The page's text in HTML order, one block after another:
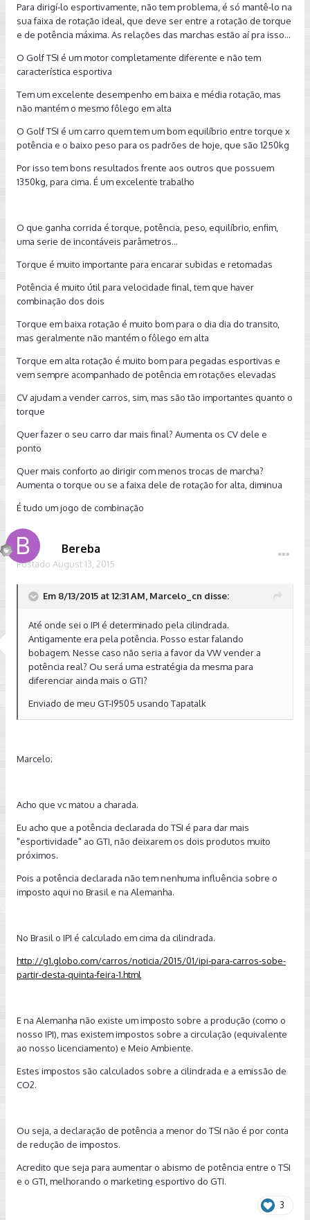
Para dirigí-lo esportivamente, não tem problema, é só mantê-lo na
sua faixa de rotação ideal, que deve ser entre a rotação de torque
e de potência máxima. As relações das marchas estão aí pra isso...
O Golf TSI é um motor completamente diferente e não tem
característica esportiva
Tem um excelente desempenho em baixa e média rotação, mas
não mantém o mesmo fôlego em alta
O Golf TSI é um carro quem tem um bom equilíbrio entre torque x
potência e o baixo peso para os padrões de hoje, que são 1250kg
Por isso tem bons resultados frente aos outros que possuem
1350kg, para cima. É um excelente trabalho
O que ganha corrida é torque, potência, peso, equilíbrio, enfim,
uma serie de incontáveis parâmetros...
Torque é muito importante para encarar subidas e retomadas
Potência é muito útil para velocidade final, tem que haver
combinação dos dois
Torque em baixa rotação é muito bom para o dia dia do transito,
mas geralmente não mantém o fôlego em alta
Torque em alta rotação é muito bom para pegadas esportivas e
vem sempre acompanhado de potência em rotações elevadas
CV ajudam a vender carros, sim, mas são tão importantes quanto o
torque
Quer fazer o seu carro dar mais final? Aumenta os CV dele e
ponto
Quer mais conforto ao dirigir com menos trocas de marcha?
Aumenta o torque ou se a faixa dele de rotação for alta, diminua
É tudo um jogo de combinação
Bereba
Postado August 13, 2015
Em 8/13/2015 at 12:31 AM, Marcelo_cn disse:
Até onde sei o IPI é determinado pela cilindrada.
Antigamente era pela potência. Posso estar falando
bobagem. Nesse caso não seria a favor da VW vender a
potência real? Ou será uma estratégia da mesma para
diferenciar ainda mais o GTI?
Enviado de meu GT-I9505 usando Tapatalk
Marcelo;
Acho que vc matou a charada.
Eu acho que a potência declarada do TSI é para dar mais
"esportividade" ao GTI, não deixarem os dois produtos muito
próximos.
Pois a potência declarada não tem nenhuma influência sobre o
imposto aqui no Brasil e na Alemanha.
No Brasil o IPI é calculado em cima da cilindrada.
http://g1.globo.com/carros/noticia/2015/01/ipi-para-carros-sobe-
partir-desta-quinta-feira-1.html
E na Alemanha não existe um imposto sobre a produção (como o
nosso IPI), mas existem impostos sobre a circulação (equivalente
ao nosso licenciamento) e Meio Ambiente.
Estes impostos são calculados sobre a cilindrada e a emissão de
CO2.
Ou seja, a declaração de potência a menor do TSI não é por conta
de redução de impostos.
Acredito que seja para aumentar o abismo de potência entre o TSI
e o GTI, melhorando o marketing esportivo do GTI.
3